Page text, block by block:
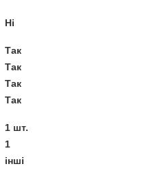
Ні
Так
Так
Так
Так
1 шт.
1
інші